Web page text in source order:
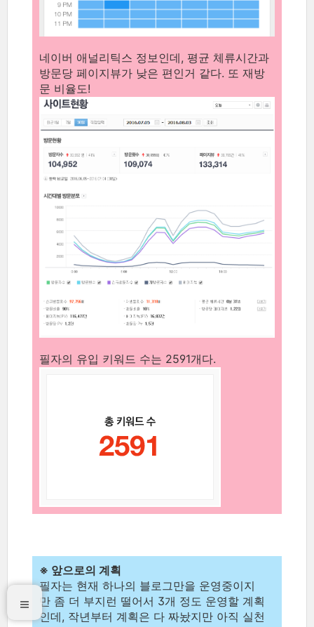
네이버 애널리틱스 정보인데, 평균 체류시간과
방문당 페이지뷰가 낮은 편인거 같다. 또 재방
문 비율도!
필자의 유입 키워드 수는 2591개다.
※ 앞으로의 계획
필자는 현재 하나의 블로그만을 운영중이지
만 좀 더 부지런 떨어서 3개 정도 운영할 계획
인데, 작년부터 계획은 다 짜놨지만 아직 실천